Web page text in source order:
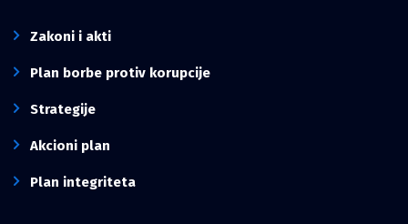
Zakoni i akti
Plan borbe protiv korupcije
Strategije
Akcioni plan
Plan integriteta